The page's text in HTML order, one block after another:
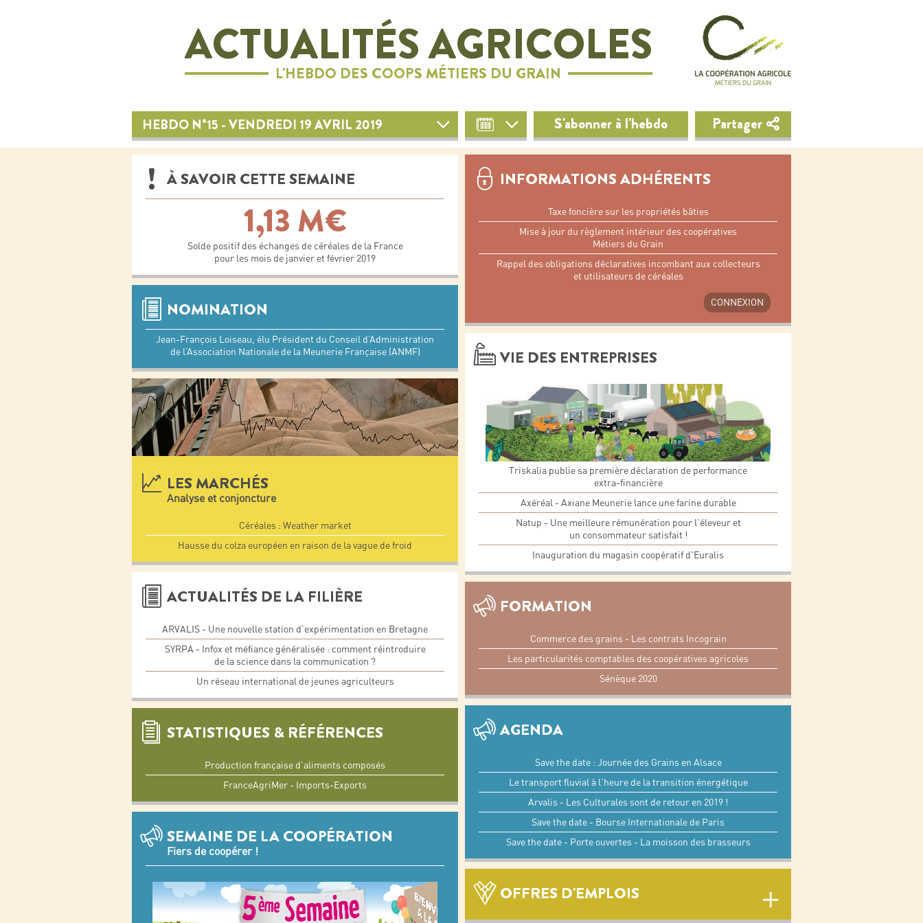
ACTUALITÉS AGRICOLES
L'HEBDO DES COOPS MÉTIERS DU GRAIN
S'abonner à l'hebdo Partager
HEBDO N°15 - VENDREDI 19 AVRIL 2019
À SAVOIR CETTE SEMAINE
1,13 M€
Solde positif des échanges de céréales de la France
pour les mois de janvier et février 2019
NOMINATION
Jean-François Loiseau, élu Président du Conseil d’Administration
de l’Association Nationale de la Meunerie Française (ANMF)
LES MARCHÉS
Analyse et conjoncture
Céréales : Weather market
Hausse du colza européen en raison de la vague de froid
ACTUALITÉS DE LA FILIÈRE
ARVALIS - Une nouvelle station d’expérimentation en Bretagne
SYRPA - Infox et méfiance généralisée : comment réintroduire
de la science dans la communication ?
Un réseau international de jeunes agriculteurs
STATISTIQUES & RÉFÉRENCES
Production française d’aliments composés
FranceAgriMer - Imports-Exports
SEMAINE DE LA COOPÉRATION
Fiers de coopérer !
INFORMATIONS ADHÉRENTS
Taxe foncière sur les propriétés bâties
Mise à jour du règlement intérieur des coopératives
Métiers du Grain
Rappel des obligations déclaratives incombant aux collecteurs
et utilisateurs de céréales
CONNEXION
VIE DES ENTREPRISES
Triskalia publie sa première déclaration de performance
extra-financière
Axéréal - Axiane Meunerie lance une farine durable
Natup - Une meilleure rémunération pour l’éleveur et
un consommateur satisfait !
Inauguration du magasin coopératif d'Euralis
FORMATION
Commerce des grains - Les contrats Incograin
Les particularités comptables des coopératives agricoles
Sénèque 2020
AGENDA
Save the date : Journée des Grains en Alsace
Le transport fluvial à l'heure de la transition énergétique
Arvalis - Les Culturales sont de retour en 2019 !
Save the date - Bourse Internationale de Paris
Save the date - Porte ouvertes - La moisson des brasseurs
OFFRES D'EMPLOIS